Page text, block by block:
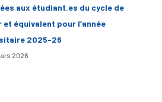
aux étudiant.es du cycle de
et équivalent pour l’année
2025-26
2026